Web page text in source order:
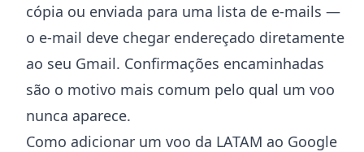
cópia ou enviada para uma lista de e-mails —
o e-mail deve chegar endereçado diretamente
ao seu Gmail. Confirmações encaminhadas
são o motivo mais comum pelo qual um voo
nunca aparece.
Como adicionar um voo da LATAM ao Google